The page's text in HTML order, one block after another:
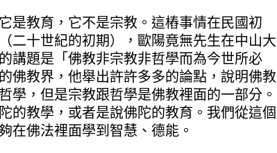
是教育，它不是宗教。這樁事情在民國初
二十世紀的初期），歐陽竟無先生在中山大
講題是「佛教非宗教非哲學而為今世所必
佛教界，他舉出許許多多的論點，說明佛教
學，但是宗教跟哲學是佛教裡面的一部分。
的教學，或者是說佛陀的教育。我們從這個
在佛法裡面學到智慧、德能。